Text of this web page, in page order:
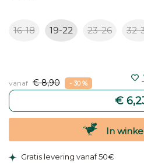
16-18 19-22 23-26 32-
vanaf € 8,90 - 30 %
€
In
Gratis levering vanaf 50€